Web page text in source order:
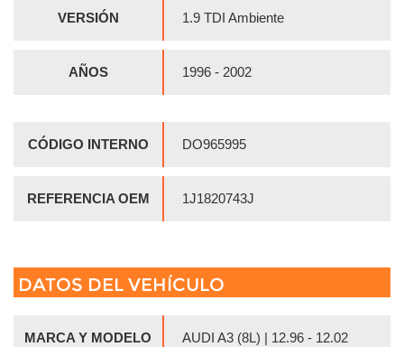
VERSIÓN 1.9 TDI Ambiente
AÑOS 1996 - 2002
CÓDIGO INTERNO DO965995
REFERENCIA OEM 1J1820743J
DATOS DEL VEHÍCULO
MARCA Y MODELO AUDI A3 (8L) | 12.96 - 12.02